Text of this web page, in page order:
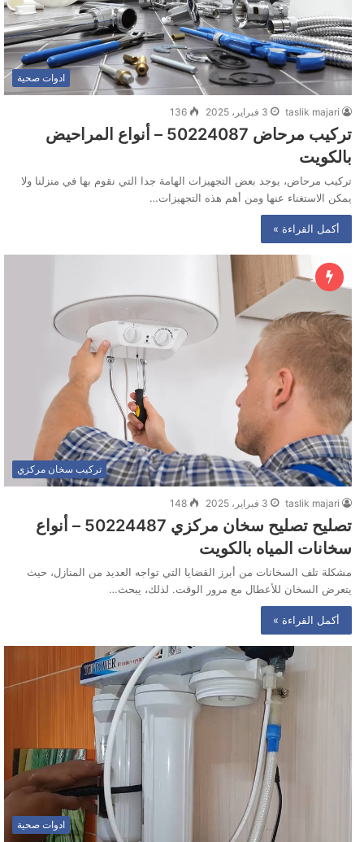
ادوات صحية
taslik majari 3 فبراير، 2025 136
تركيب مرحاض 50224087 – أنواع المراحيض
بالكويت
تركيب مرحاض، يوجد بعض التجهيزات الهامة جدا التي نقوم بها في منزلنا ولا
يمكن الاستغناء عنها ومن أهم هذه التجهيزات…
أكمل القراءة »
تركيب سخان مركزي
taslik majari 3 فبراير، 2025 148
تصليح تصليح سخان مركزي 50224487‬ – أنواع
سخانات المياه بالكويت
مشكلة تلف السخانات من أبرز القضايا التي تواجه العديد من المنازل، حيث
يتعرض السخان للأعطال مع مرور الوقت. لذلك، يبحث…
أكمل القراءة »
ادوات صحية